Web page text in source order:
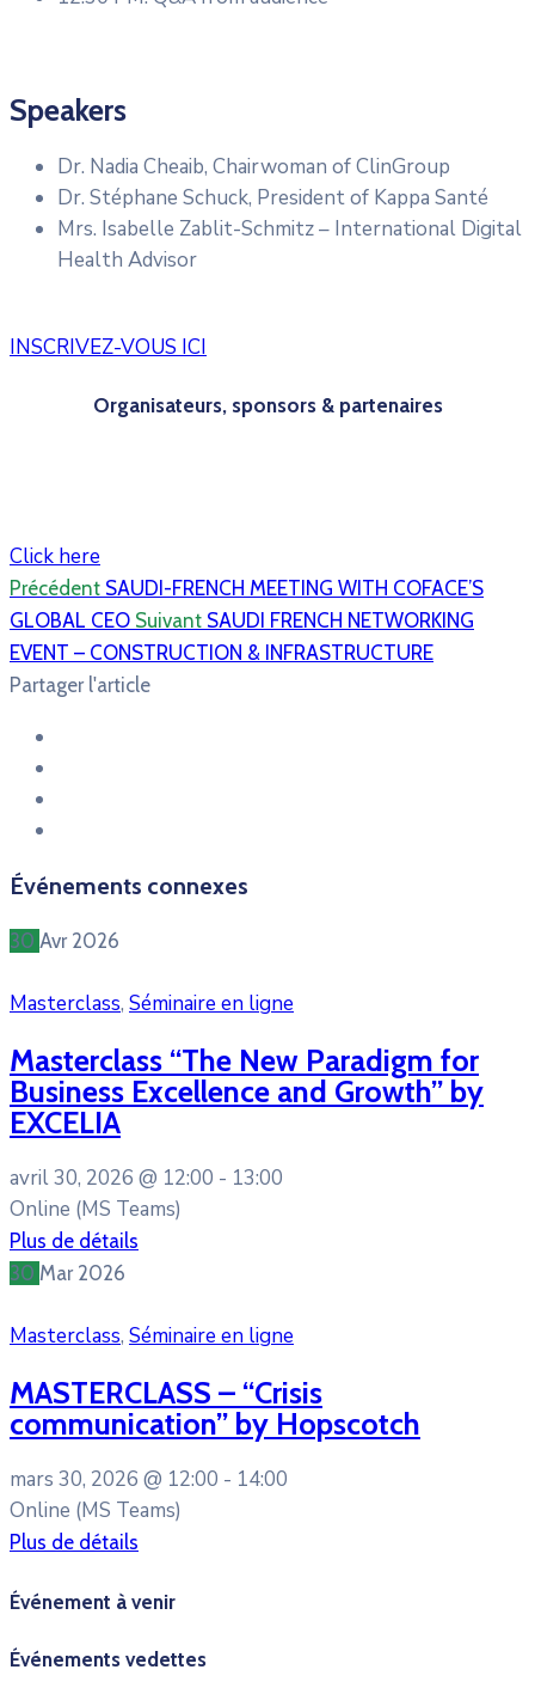
Speakers
Dr. Nadia Cheaib, Chairwoman of ClinGroup
Dr. Stéphane Schuck, President of Kappa Santé
Mrs. Isabelle Zablit-Schmitz – International Digital
Health Advisor
INSCRIVEZ-VOUS ICI
Organisateurs, sponsors & partenaires
Click here
Précédent SAUDI-FRENCH MEETING WITH COFACE’S
GLOBAL CEO Suivant SAUDI FRENCH NETWORKING
EVENT – CONSTRUCTION & INFRASTRUCTURE
Partager l'article
Événements connexes
30 Avr 2026
Masterclass, Séminaire en ligne
Masterclass “The New Paradigm for
Business Excellence and Growth” by
EXCELIA
avril 30, 2026 @ 12:00 - 13:00
Online (MS Teams)
Plus de détails
30 Mar 2026
Masterclass, Séminaire en ligne
MASTERCLASS – “Crisis
communication” by Hopscotch
mars 30, 2026 @ 12:00 - 14:00
Online (MS Teams)
Plus de détails
Événement à venir
Événements vedettes